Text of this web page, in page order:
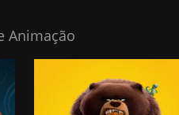
Animação